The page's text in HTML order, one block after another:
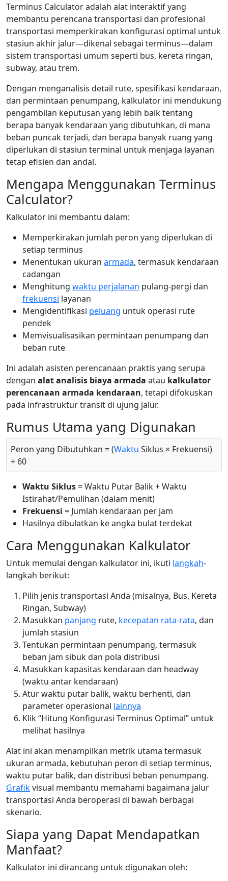
Terminus Calculator adalah alat interaktif yang
membantu perencana transportasi dan profesional
transportasi memperkirakan konfigurasi optimal untuk
stasiun akhir jalur—dikenal sebagai terminus—dalam
sistem transportasi umum seperti bus, kereta ringan,
subway, atau trem.
Dengan menganalisis detail rute, spesifikasi kendaraan,
dan permintaan penumpang, kalkulator ini mendukung
pengambilan keputusan yang lebih baik tentang
berapa banyak kendaraan yang dibutuhkan, di mana
beban puncak terjadi, dan berapa banyak ruang yang
diperlukan di stasiun terminal untuk menjaga layanan
tetap efisien dan andal.
Mengapa Menggunakan Terminus
Calculator?
Kalkulator ini membantu dalam:
Memperkirakan jumlah peron yang diperlukan di
setiap terminus
Menentukan ukuran armada, termasuk kendaraan
cadangan
Menghitung waktu perjalanan pulang-pergi dan
frekuensi layanan
Mengidentifikasi peluang untuk operasi rute
pendek
Memvisualisasikan permintaan penumpang dan
beban rute
Ini adalah asisten perencanaan praktis yang serupa
dengan alat analisis biaya armada atau kalkulator
perencanaan armada kendaraan, tetapi difokuskan
pada infrastruktur transit di ujung jalur.
Rumus Utama yang Digunakan
Peron yang Dibutuhkan = (Waktu Siklus × Frekuensi)
÷ 60
Waktu Siklus= Waktu Putar Balik + Waktu
Istirahat/Pemulihan (dalam menit)
Frekuensi = Jumlah kendaraan per jam
Hasilnya dibulatkan ke angka bulat terdekat
Cara Menggunakan Kalkulator
Untuk memulai dengan kalkulator ini, ikuti langkah-
langkah berikut:
Pilih jenis transportasi Anda (misalnya, Bus, Kereta
Ringan, Subway)
Masukkan panjang rute, kecepatan rata-rata, dan
jumlah stasiun
Tentukan permintaan penumpang, termasuk
beban jam sibuk dan pola distribusi
Masukkan kapasitas kendaraan dan headway
(waktu antar kendaraan)
Atur waktu putar balik, waktu berhenti, dan
parameter operasional lainnya
Klik “Hitung Konfigurasi Terminus Optimal” untuk
melihat hasilnya
Alat ini akan menampilkan metrik utama termasuk
ukuran armada, kebutuhan peron di setiap terminus,
waktu putar balik, dan distribusi beban penumpang.
Grafikvisual membantu memahami bagaimana jalur
transportasi Anda beroperasi di bawah berbagai
skenario.
Siapa yang Dapat Mendapatkan
Manfaat?
Kalkulator ini dirancang untuk digunakan oleh: